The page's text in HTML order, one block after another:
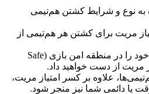
به نوع و شرایط کشتن هم‌تیمی
عادی، ۳۰ امتیاز مریت برای کشتن هر هم‌تیمی از
در صورتی که هم‌تیمی خود را در منطقه امن بازی (Safe
علاوه بر کسر امتیاز مریت،
یا دائمی شما نیز منجر شود.